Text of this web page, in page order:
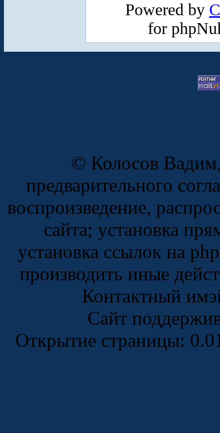
Powered by
for
© Колосов
предварительного
воспроизведение,
сайта; установка
установка ссылок на
производить иные
Контактный
Сайт
Открытие страницы: